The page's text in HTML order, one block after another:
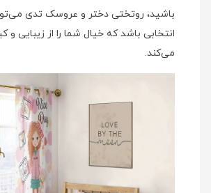
باشید، روتختی دختر و عروسک تدی
انتخابی باشد که خیال شما را از زیبایی و
می‌کند.